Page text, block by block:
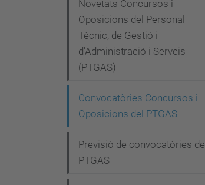
i
Novetats Concursos i
Oposicions del Personal
Tècnic, de Gestió i
d'Administració i Serveis
(PTGAS)
Convocatòries Concursos i
Oposicions del PTGAS
Previsió de convocatòries del
PTGAS